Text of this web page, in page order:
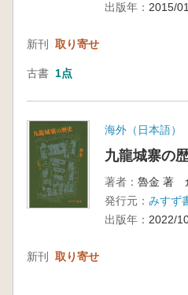
出版年： 2015/01
新刊 取り寄せ
古書 1点
海外（日本語）
九龍城寨の
著者： 魯金 著
発行元： みすず
出版年： 2022/
新刊 取り寄せ